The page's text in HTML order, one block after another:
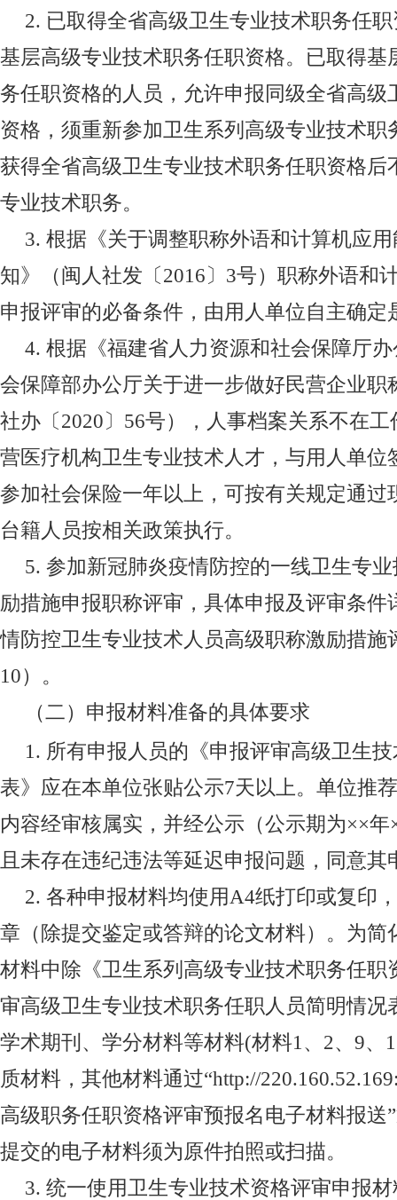
2. 已取得全省高级卫生专业技术职务任
基层高级专业技术职务任职资格。已取得基
务任职资格的人员，允许申报同级全省高级
资格，须重新参加卫生系列高级专业技术职
获得全省高级卫生专业技术职务任职资格后
专业技术职务。
3. 根据《关于调整职称外语和计算机应
知》（闽人社发〔2016〕 3号）职称外语和
申报评审的必备条件，由用人单位自主确定
4. 根据《福建省人力资源和社会保障厅
会保障部办公厅关于进一步做好民营企业职
社办〔2020〕 56号），人事档案关系不在
营医疗机构卫生专业技术人才，与用人单位
参加社会保险一年以上，可按有关规定通过
台籍人员按相关政策执行。
5. 参加新冠肺炎疫情防控的一线卫生专
励措施申报职称评审，具体申报及评审条件
情防控卫生专业技术人员高级职称激励措施
10）。
（二）申报材料准备的具体要求
1. 所有申报人员的《申报评审高级卫生
表》应在本单位张贴公示7天以上。单位推
内容经审核属实，并经公示（公示期为××
且未存在违纪违法等延迟申报问题，同意其
2. 各种申报材料均使用A4纸打印或复印
章（除提交鉴定或答辩的论文材料）。为简
材料中除《卫生系列高级专业技术职务任职
审高级卫生专业技术职务任职人员简明情况
学术期刊、学分材料等材料(材料1 、 2、 9、
质材料，其他材料通过“http://
高级职务任职资格评审预报名电子材料报送
提交的电子材料须为原件拍照或扫描。
3. 统一使用卫生专业技术资格评审申报